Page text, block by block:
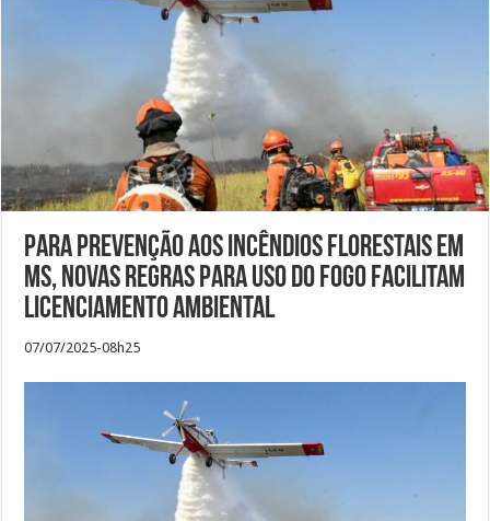
Para prevenção aos incêndios florestais em
MS, novas regras para uso do fogo facilitam
licenciamento ambiental
07/07/2025-08h25